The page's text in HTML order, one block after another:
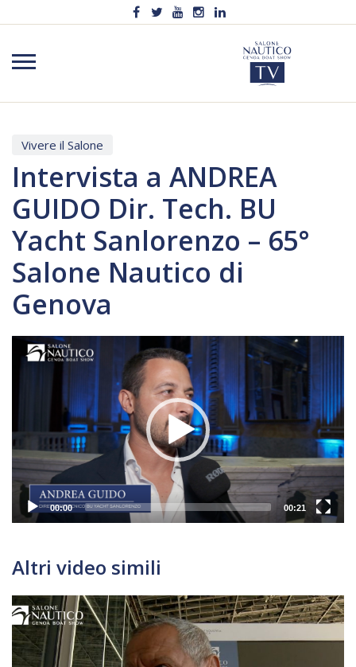
Vivere il Salone
Intervista a ANDREA
GUIDO Dir. Tech. BU
Yacht Sanlorenzo – 65°
Salone Nautico di
Genova
Video
Player
00:00 00:21
Altri video simili